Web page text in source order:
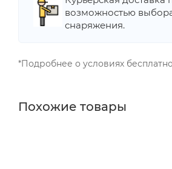
возможностью
снаряжения.
*Подробнее о условиях
Похожие товары